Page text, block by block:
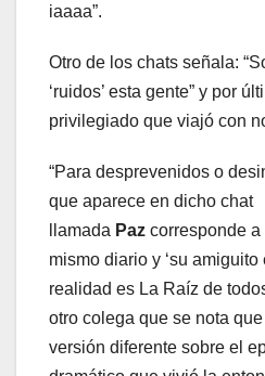
iaaaa”.
Otro de los chats señala:
‘ruidos’ esta gente” y por
privilegiado que viajó con
“Para desprevenidos o
que aparece en dicho chat
llamada Paz corresponde a
mismo diario y ‘su amiguito
realidad es La Raíz de
otro colega que se nota
versión diferente sobre el